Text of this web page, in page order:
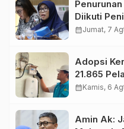
Diikuti
Kerja
calendar_monthJumat, 7
Adopsi
21.865
Charging
calendar_monthKamis, 6
Amin Ak: